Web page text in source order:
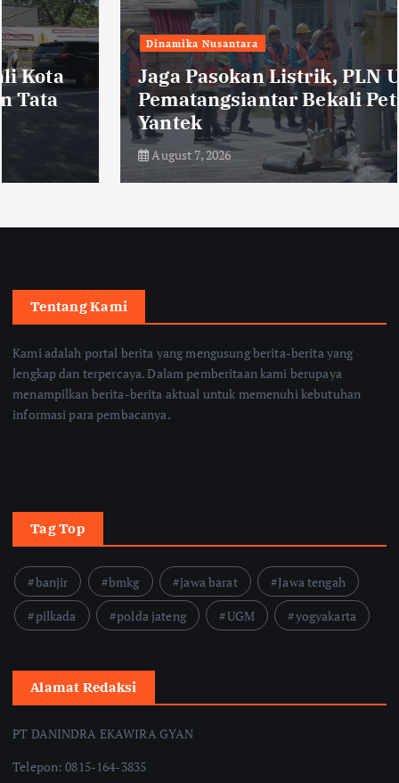
Dinamika Nusantara
Jaga Pasokan Listrik, PLN UP3
Pematangsiantar Bekali Petugas
Yantek
Tentang Kami
Kami adalah portal berita yang mengusung berita-berita yang
lengkap dan terpercaya. Dalam pemberitaan kami berupaya
menampilkan berita-berita aktual untuk memenuhi kebutuhan
informasi para pembacanya.
Tag Top
banjir bmkg jawa barat
Jawa tengah
pilkada
polda jateng UGM yogyakarta
Alamat Redaksi
PT DANINDRA EKAWIRA GYAN
Telepon: 0815-164-3835